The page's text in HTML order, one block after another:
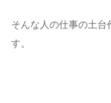
そんな人の仕事の土台
す。